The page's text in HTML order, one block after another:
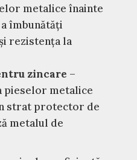
metalice înainte
îmbunătăți
rezistența la
zincare –
pieselor metalice
strat protector de
metalul de